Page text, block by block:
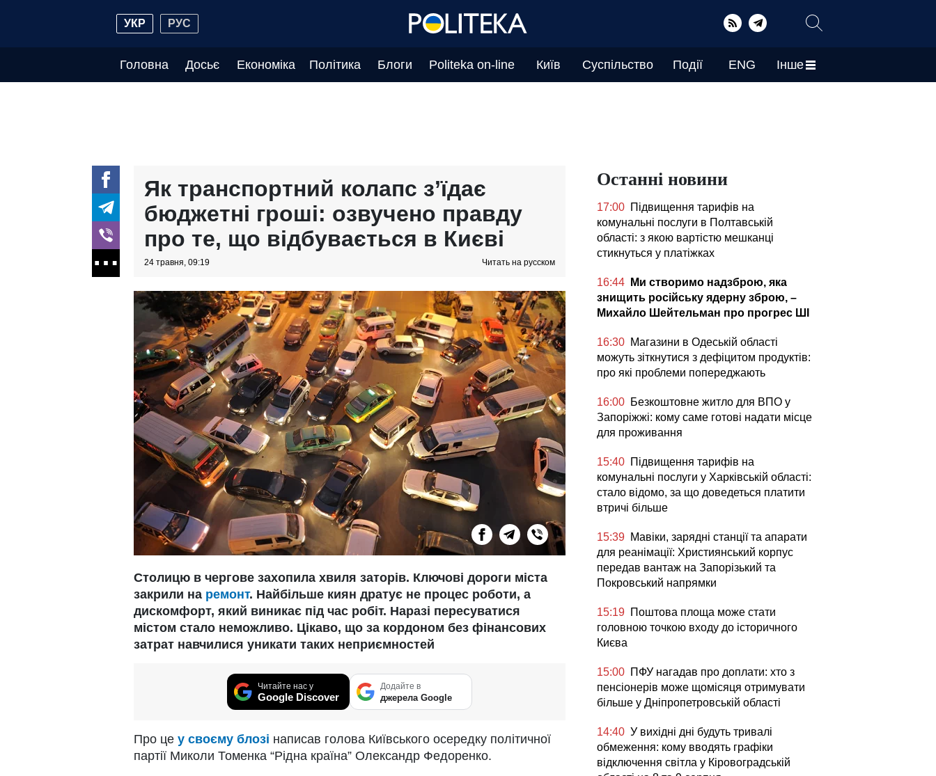
УКР РУС
Головна Досьє Економіка Політика Блоги Politeka on-line Київ Суспільство Події ENG Інше
Як транспортний колапс з’їдає
бюджетні гроші: озвучено правду
про те, що відбувається в Києві
24 травня, 09:19 Читать на русском
Столицю в чергове захопила хвиля заторів. Ключові дороги міста
закрили на ремонт. Найбільше киян дратує не процес роботи, а
дискомфорт, який виникає під час робіт. Наразі пересуватися
містом стало неможливо. Цікаво, що за кордоном без фінансових
затрат навчилися уникати таких неприємностей
Читайте нас у
Google Discover
Додайте в
джерела Google
Про це у своєму блозі написав голова Київського осередку політичної
партії Миколи Томенка “Рідна країна” Олександр Федоренко.
Останні новини
17:00 Підвищення тарифів на
комунальні послуги в Полтавській
області: з якою вартістю мешканці
стикнуться у платіжках
16:44
Ми створимо надзброю, яка
знищить російську ядерну зброю, –
Михайло Шейтельман про прогрес ШІ
16:30 Магазини в Одеській області
можуть зіткнутися з дефіцитом продуктів:
про які проблеми попереджають
16:00 Безкоштовне житло для ВПО у
Запоріжжі: кому саме готові надати місце
для проживання
15:40 Підвищення тарифів на
комунальні послуги у Харківській області:
стало відомо, за що доведеться платити
втричі більше
15:39 Мавіки, зарядні станції та апарати
для реанімації: Християнський корпус
передав вантаж на Запорізький та
Покровський напрямки
15:19 Поштова площа може стати
головною точкою входу до історичного
Києва
15:00 ПФУ нагадав про доплати: хто з
пенсіонерів може щомісяця отримувати
більше у Дніпропетровській області
14:40 У вихідні дні будуть тривалі
обмеження: кому вводять графіки
відключення світла у Кіровоградській